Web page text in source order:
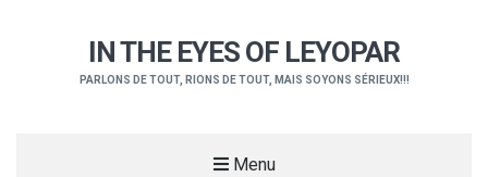
IN THE EYES OF LEYOPAR
PARLONS DE TOUT, RIONS DE TOUT, MAIS SOYONS SÉRIEUX!!!
Menu